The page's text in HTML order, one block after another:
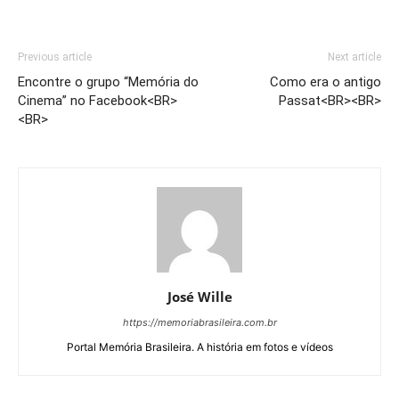
Previous article
Encontre o grupo “Memória do
Cinema” no Facebook<BR>
<BR>
Next article
Como era o antigo
Passat<BR><BR>
José Wille
https://memoriabrasileira.com.br
Portal Memória Brasileira. A história em fotos e vídeos